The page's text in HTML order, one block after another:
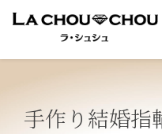
手作り結婚指